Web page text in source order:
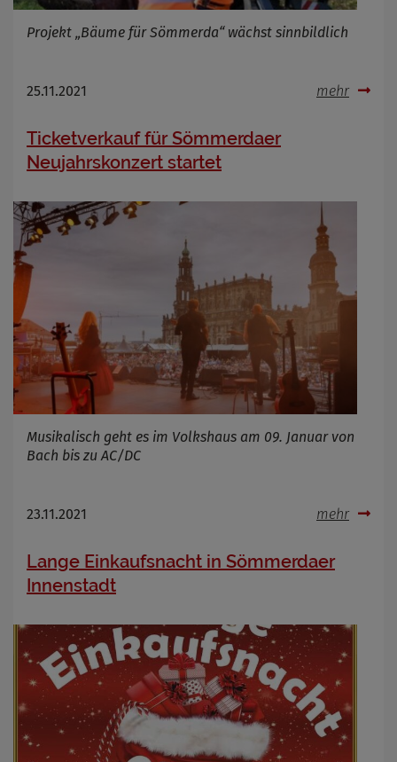
Projekt „Bäume für Sömmerda“ wächst sinnbildlich
25.11.2021 mehr
Ticketverkauf für Sömmerdaer
Neujahrskonzert startet
Musikalisch geht es im Volkshaus am 09. Januar von
Bach bis zu AC/DC
23.11.2021 mehr
Lange Einkaufsnacht in Sömmerdaer
Innenstadt